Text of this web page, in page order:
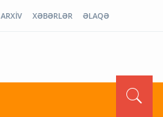
ARXİV XƏBƏRLƏR ƏLAQƏ